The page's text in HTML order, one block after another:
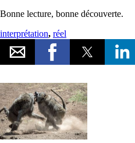
Bonne lecture, bonne découverte.
interprétation, réel